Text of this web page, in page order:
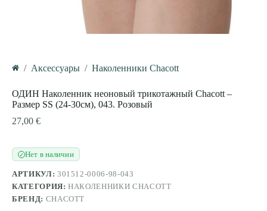
/ Аксессуары / Наколенники Chacott
ОДИН Наколенник неоновый трикотажный Chacott –
Размер SS (24-30см), 043. Розовый
27,00 €
✓Нет в наличии
АРТИКУЛ: 301512-0006-98-043
КАТЕГОРИЯ:НАКОЛЕННИКИ CHACOTT
БРЕНД: CHACOTT